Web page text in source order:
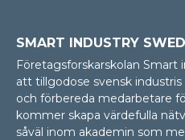
SMART INDUSTRY
Företagsforskarskolan Smart
att tillgodose svensk
och förbereda medarbetare
kommer skapa värdefulla
såväl inom akademin som